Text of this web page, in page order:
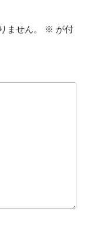
ません。 ※ が付